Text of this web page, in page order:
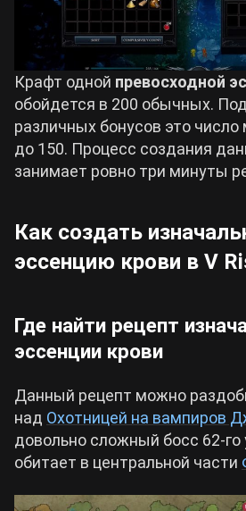
Крафт одной превосходной
обойдется в 200 обычных.
различных бонусов это
до 150. Процесс создания
занимает ровно три минуты
Как создать
эссенцию крови в V
Где найти рецепт
эссенции крови
Данный рецепт можно
над Охотницей на вампиров
довольно сложный босс 62-го
обитает в центральной части